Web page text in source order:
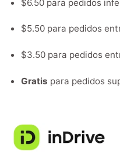
$6.50 para pedidos
$5.50 para pedidos
$3.50 para pedidos
Gratis para pedidos